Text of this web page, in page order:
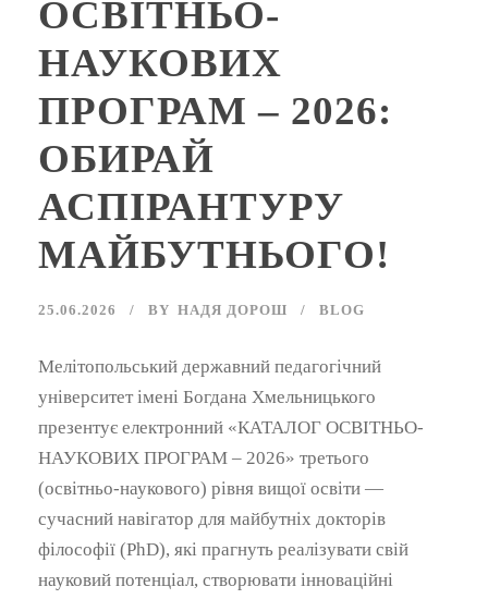
ОСВІТНЬО-
НАУКОВИХ
ПРОГРАМ – 2026:
ОБИРАЙ
АСПІРАНТУРУ
МАЙБУТНЬОГО!
25.06.2026 BY НАДЯ ДОРОШ BLOG
Мелітопольський державний педагогічний
університет імені Богдана Хмельницького
презентує електронний «КАТАЛОГ ОСВІТНЬО-
НАУКОВИХ ПРОГРАМ – 2026» третього
(освітньо-наукового) рівня вищої освіти —
сучасний навігатор для майбутніх докторів
філософії (PhD), які прагнуть реалізувати свій
науковий потенціал, створювати інноваційні